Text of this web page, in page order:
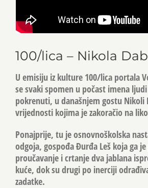
100/lica – Nikola
U emisiju iz kulture 100/lica portala
se svaki spomen u počast imena
pokrenuti, u današnjem gostu Nikoli
vrijednosti kojima je zakoračio na
Ponajprije, tu je osnovnoškolska
odgoja, gospođa Đurđa Leš koja ga
proučavanje i crtanje dva jablana
kuće, dok su drugi po inerciji
zadatke.